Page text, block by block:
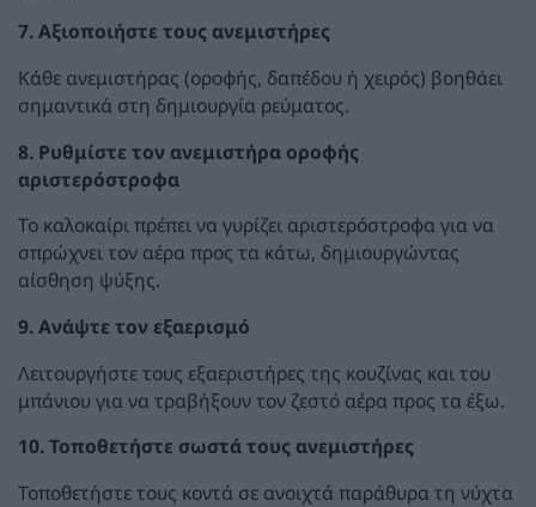
7. Αξιοποιήστε τους ανεμιστήρες
Κάθε ανεμιστήρας (οροφής, δαπέδου ή χειρός) βοηθάει
σημαντικά στη δημιουργία ρεύματος.
8. Ρυθμίστε τον ανεμιστήρα οροφής
αριστερόστροφα
Το καλοκαίρι πρέπει να γυρίζει αριστερόστροφα για να
σπρώχνει τον αέρα προς τα κάτω, δημιουργώντας
αίσθηση ψύξης.
9. Ανάψτε τον εξαερισμό
Λειτουργήστε τους εξαεριστήρες της κουζίνας και του
μπάνιου για να τραβήξουν τον ζεστό αέρα προς τα έξω.
10. Τοποθετήστε σωστά τους ανεμιστήρες
Τοποθετήστε τους κοντά σε ανοιχτά παράθυρα τη νύχτα